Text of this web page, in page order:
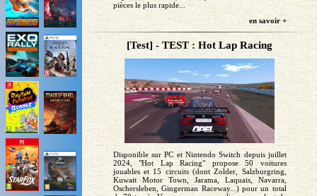
pièces le plus rapide...
en savoir +
[Test] - TEST : Hot Lap Racing
Disponible sur PC et Nintendo Switch depuis juillet
2024, "Hot Lap Racing" propose 50 voitures
jouables et 15 circuits (dont Zolder, Salzburgring,
Kuwait Motor Town, Jarama, Laquais, Navarra,
Oschersleben, Gingerman Raceway...) pour un total